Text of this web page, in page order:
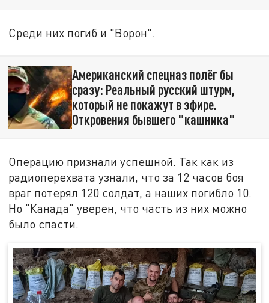
Среди них погиб и "Ворон".
Американский спецназ полёг бы
сразу: Реальный русский штурм,
который не покажут в эфире.
Откровения бывшего "кашника"
Операцию признали успешной. Так как из
радиоперехвата узнали, что за 12 часов боя
враг потерял 120 солдат, а наших погибло 10.
Но "Канада" уверен, что часть из них можно
было спасти.